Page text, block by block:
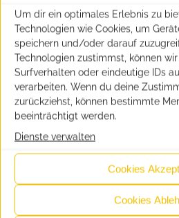
Um dir ein optimales Erlebnis zu
Technologien wie Cookies, um
speichern und/oder darauf
Technologien zustimmst, können
Surfverhalten oder eindeutige IDs
verarbeiten. Wenn du deine
zurückziehst, können bestimmte
beeinträchtigt werden.
Dienste verwalten
Cookies
Cookies
Navigationssystem i-Connect
Anschluss // Radioempfang
aktiver Notbrems-Assistent
Spurassistent
Spurwechsel-/Totwinkel-
Matrix-LED-Scheinwerfer
Scheibenwischer mit
Außenspiegel elektr.
elektr. verstell- und heizbar,
Kollisionswarnsystem (RCTA)
Einschaltautomatik für